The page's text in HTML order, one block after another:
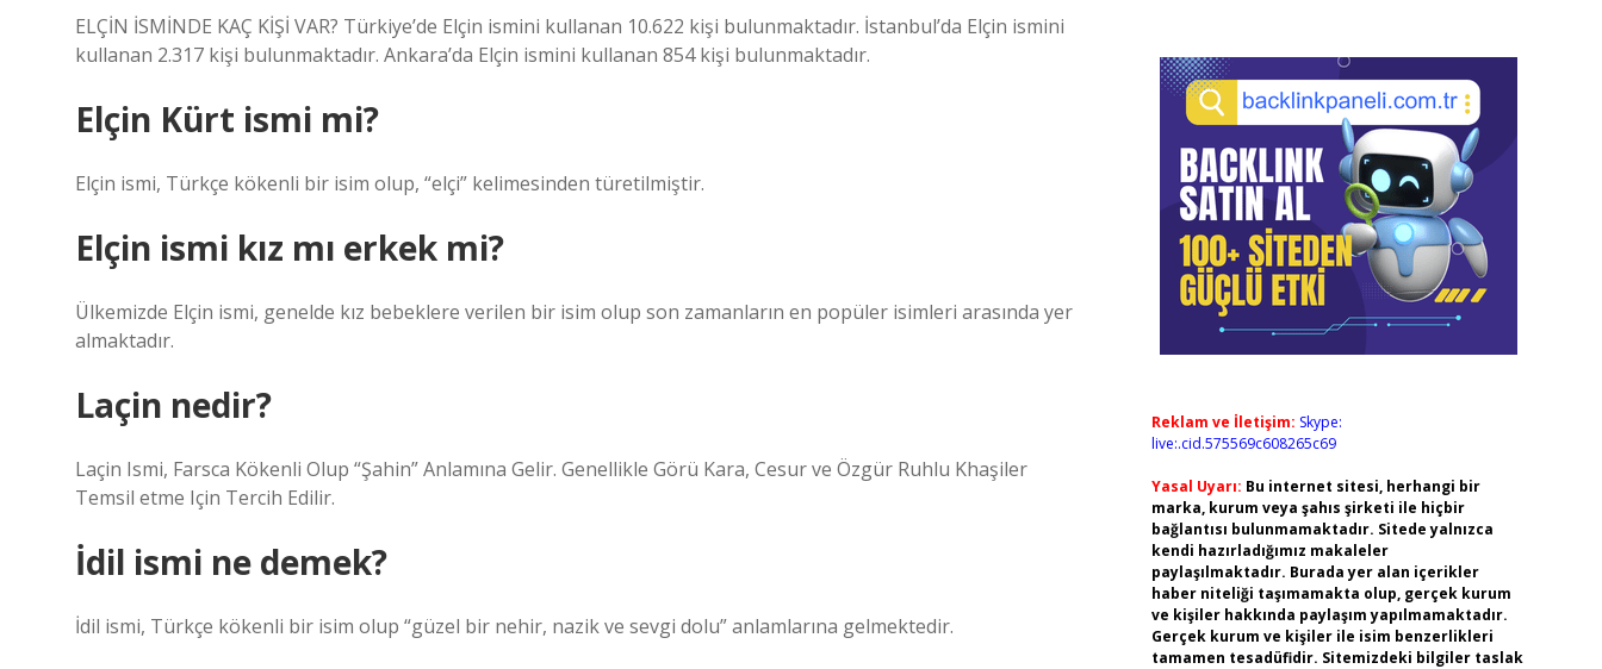
ELÇİN İSMİNDE KAÇ KİŞİ VAR? Türkiye’de Elçin ismini kullanan 10.622 kişi bulunmaktadır. İstanbul’da Elçin ismini
kullanan 2.317 kişi bulunmaktadır. Ankara’da Elçin ismini kullanan 854 kişi bulunmaktadır.
Elçin Kürt ismi mi?
Elçin ismi, Türkçe kökenli bir isim olup, “elçi” kelimesinden türetilmiştir.
Elçin ismi kız mı erkek mi?
Ülkemizde Elçin ismi, genelde kız bebeklere verilen bir isim olup son zamanların en popüler isimleri arasında yer
almaktadır.
Laçin nedir?
Laçin Ismi, Farsca Kökenli Olup “Şahin” Anlamına Gelir. Genellikle Görü Kara, Cesur ve Özgür Ruhlu Khaşiler
Temsil etme Için Tercih Edilir.
İdil ismi ne demek?
İdil ismi, Türkçe kökenli bir isim olup “güzel bir nehir, nazik ve sevgi dolu” anlamlarına gelmektedir.
Reklam ve İletişim: Skype:
live:.cid.575569c608265c69
Yasal Uyarı: Bu internet sitesi, herhangi bir
marka, kurum veya şahıs şirketi ile hiçbir
bağlantısı bulunmamaktadır. Sitede yalnızca
kendi hazırladığımız makaleler
paylaşılmaktadır. Burada yer alan içerikler
haber niteliği taşımamakta olup, gerçek kurum
ve kişiler hakkında paylaşım yapılmamaktadır.
Gerçek kurum ve kişiler ile isim benzerlikleri
tamamen tesadüfidir. Sitemizdeki bilgiler taslak